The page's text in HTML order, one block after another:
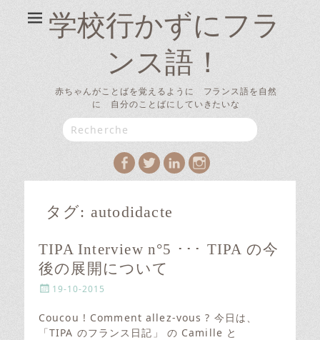
学校行かずにフラ
ンス語！
赤ちゃんがことばを覚えるように フランス語を自然
に 自分のことばにしていきたいな
Search
for:
Facebook
TwitterLinkedIn
Instagram
タグ: autodidacte
TIPA Interview n°5 ･･･ TIPA の今
後の展開について
P
s
19-10-2015
Coucou ! Comment allez-vous ? 今日は、
「TIPA のフランス日記」 の Camille と